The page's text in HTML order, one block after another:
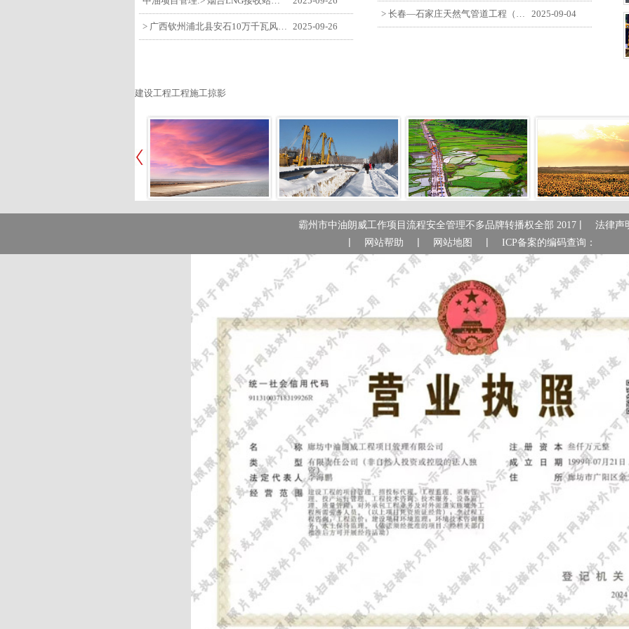
2025-09-26
2025-09-04
建设工程工程施工掠影
霸州市中油朗威工作项目流程安全管理不多品牌转播权全部 2017 | 法律声
| 网站帮助 | 网站地图 | ICP备案的编码查询：